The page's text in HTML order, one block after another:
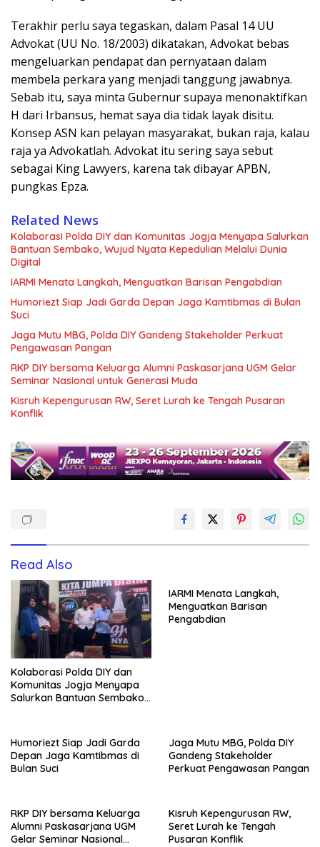
Terakhir perlu saya tegaskan, dalam Pasal 14 UU
Advokat (UU No. 18/2003) dikatakan, Advokat bebas
mengeluarkan pendapat dan pernyataan dalam
membela perkara yang menjadi tanggung jawabnya.
Sebab itu, saya minta Gubernur supaya menonaktifkan
H dari Irbansus, hemat saya dia tidak layak disitu.
Konsep ASN kan pelayan masyarakat, bukan raja, kalau
raja ya Advokatlah. Advokat itu sering saya sebut
sebagai King Lawyers, karena tak dibayar APBN,
pungkas Epza.
Related News
Kolaborasi Polda DIY dan Komunitas Jogja Menyapa Salurkan
Bantuan Sembako, Wujud Nyata Kepedulian Melalui Dunia
Digital
IARMI Menata Langkah, Menguatkan Barisan Pengabdian
Humoriezt Siap Jadi Garda Depan Jaga Kamtibmas di Bulan
Suci
Jaga Mutu MBG, Polda DIY Gandeng Stakeholder Perkuat
Pengawasan Pangan
RKP DIY bersama Keluarga Alumni Paskasarjana UGM Gelar
Seminar Nasional untuk Generasi Muda
Kisruh Kepengurusan RW, Seret Lurah ke Tengah Pusaran
Konflik
Read Also
Kolaborasi Polda DIY dan
Komunitas Jogja Menyapa
Salurkan Bantuan Sembako,
IARMI Menata Langkah,
Menguatkan Barisan
Pengabdian
Humoriezt Siap Jadi Garda
Depan Jaga Kamtibmas di
Bulan Suci
Jaga Mutu MBG, Polda DIY
Gandeng Stakeholder
Perkuat Pengawasan Pangan
RKP DIY bersama Keluarga
Alumni Paskasarjana UGM
Gelar Seminar Nasional
Kisruh Kepengurusan RW,
Seret Lurah ke Tengah
Pusaran Konflik